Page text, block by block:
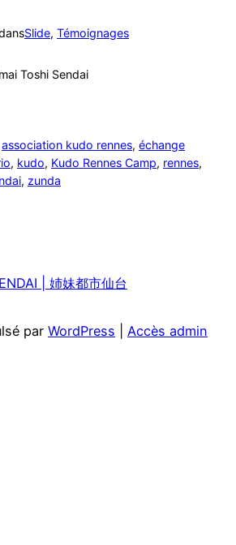
Slide, Témoignages
Toshi Sendai
association kudo rennes, échange
, kudo, Kudo Rennes Camp, rennes
, zunda
| 姉妹都市仙台
par WordPress Accès admin